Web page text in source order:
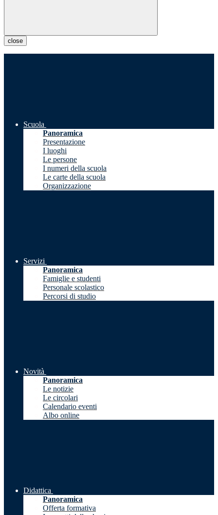
close
Scuola
Panoramica
Presentazione
I luoghi
Le persone
I numeri della scuola
Le carte della scuola
Organizzazione
Servizi
Panoramica
Famiglie e studenti
Personale scolastico
Percorsi di studio
Novità
Panoramica
Le notizie
Le circolari
Calendario eventi
Albo online
Didattica
Panoramica
Offerta formativa